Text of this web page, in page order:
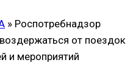
» Роспотребнадзор
от поездок
и мероприятий